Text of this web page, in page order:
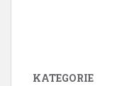
KATEGORIE